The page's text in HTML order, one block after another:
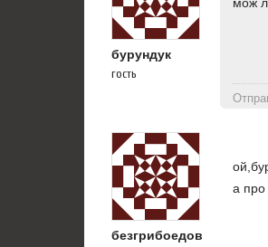
бурундук
гость
безгрибоедов
а